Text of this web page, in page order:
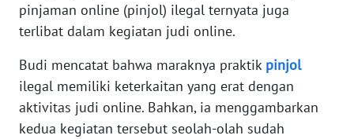
pinjaman online (pinjol) ilegal ternyata juga
terlibat dalam kegiatan judi online.
Budi mencatat bahwa maraknya praktik pinjol
ilegal memiliki keterkaitan yang erat dengan
aktivitas judi online. Bahkan, ia menggambarkan
kedua kegiatan tersebut seolah-olah sudah
KONTAK
INFO
IKLAN